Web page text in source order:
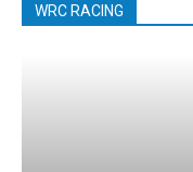
WRC RACING